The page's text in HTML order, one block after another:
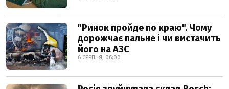
"Ринок пройде по краю". Чому
дорожчає пальне і чи вистачить
його на АЗС
6 СЕРПНЯ, 06:00